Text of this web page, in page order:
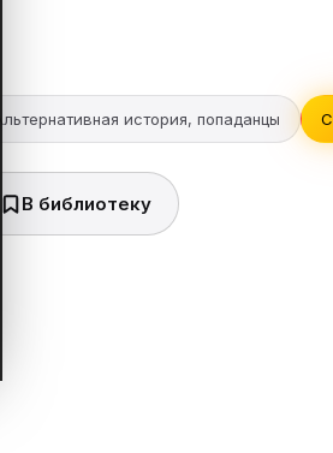
Альтернативная история, попаданцы
В библиотеку